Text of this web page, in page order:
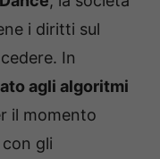
i diritti sul
In
agli algoritmi
il momento
gli